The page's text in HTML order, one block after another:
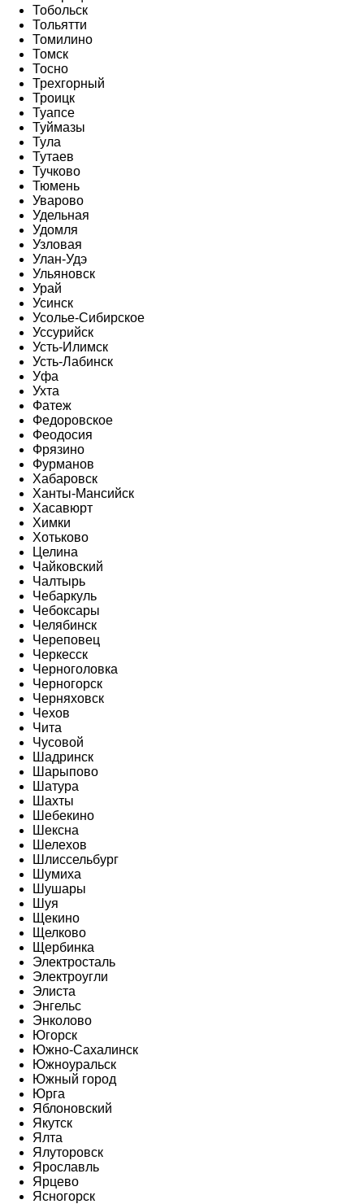
Тобольск
Тольятти
Томилино
Томск
Тосно
Трехгорный
Троицк
Туапсе
Туймазы
Тула
Тутаев
Тучково
Тюмень
Уварово
Удельная
Удомля
Узловая
Улан-Удэ
Ульяновск
Урай
Усинск
Усолье-Сибирское
Уссурийск
Усть-Илимск
Усть-Лабинск
Уфа
Ухта
Фатеж
Федоровское
Феодосия
Фрязино
Фурманов
Хабаровск
Ханты-Мансийск
Хасавюрт
Химки
Хотьково
Целина
Чайковский
Чалтырь
Чебаркуль
Чебоксары
Челябинск
Череповец
Черкесск
Черноголовка
Черногорск
Черняховск
Чехов
Чита
Чусовой
Шадринск
Шарыпово
Шатура
Шахты
Шебекино
Шексна
Шелехов
Шлиссельбург
Шумиха
Шушары
Шуя
Щекино
Щелково
Щербинка
Электросталь
Электроугли
Элиста
Энгельс
Энколово
Югорск
Южно-Сахалинск
Южноуральск
Южный город
Юрга
Яблоновский
Якутск
Ялта
Ялуторовск
Ярославль
Ярцево
Ясногорск